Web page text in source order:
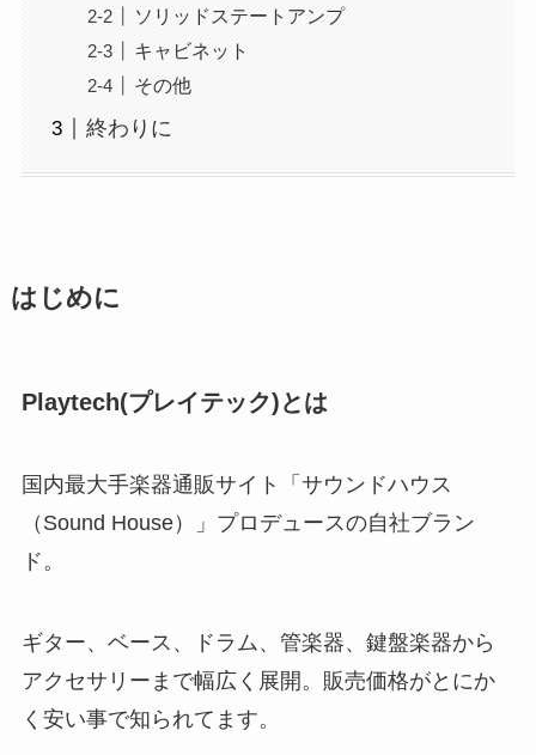
ソリッドステートアンプ
キャビネット
その他
終わりに
はじめに
Playtech(プレイテック)とは
国内最大手楽器通販サイト「サウンドハウス
（Sound House）」プロデュースの自社ブラン
ド。
ギター、ベース、ドラム、管楽器、鍵盤楽器から
アクセサリーまで幅広く展開。販売価格がとにか
く安い事で知られてます。